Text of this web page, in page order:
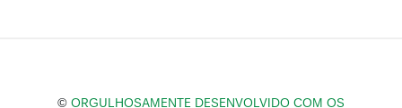
© ORGULHOSAMENTE DESENVOLVIDO COM OS